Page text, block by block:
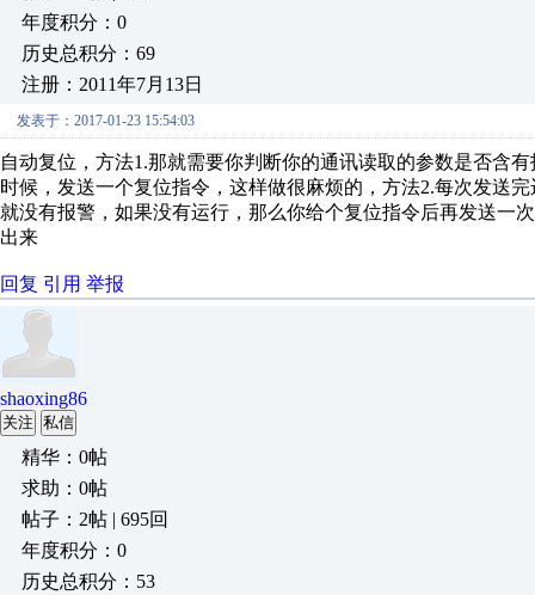
年度积分：0
历史总积分：69
注册：2011年7月13日
发表于：2017-01-23 15:54:03
自动复位，方法1.那就需要你判断你的通讯读取的参数是否含
时候，发送一个复位指令，这样做很麻烦的，方法2.每次发送
就没有报警，如果没有运行，那么你给个复位指令后再发送一
出来
回复 引用 举报
shaoxing86
关注 私信
精华：0帖
求助：0帖
帖子：2帖 | 695回
年度积分：0
历史总积分：53